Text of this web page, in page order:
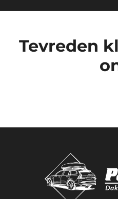
Tevreden